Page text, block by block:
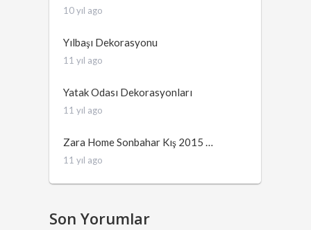
10 yıl ago
Yılbaşı Dekorasyonu
11 yıl ago
Yatak Odası Dekorasyonları
11 yıl ago
Zara Home Sonbahar Kış 2015 …
11 yıl ago
Son Yorumlar